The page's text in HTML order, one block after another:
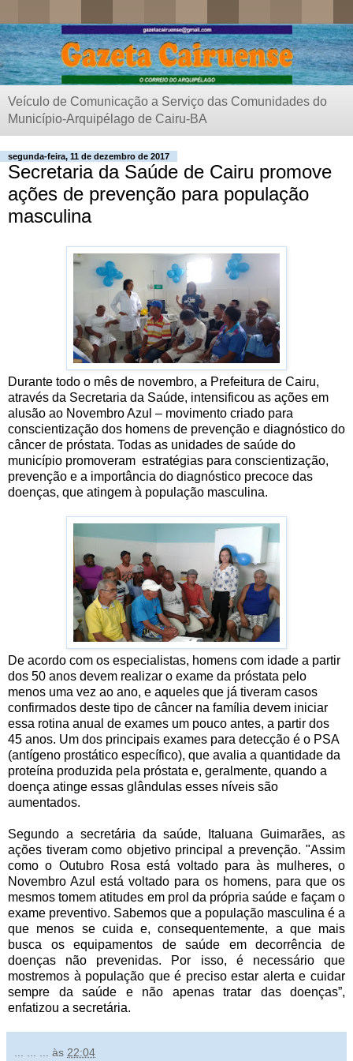
Veículo de Comunicação a Serviço das Comunidades do
Município-Arquipélago de Cairu-BA
segunda-feira, 11 de dezembro de 2017
Secretaria da Saúde de Cairu promove
ações de prevenção para população
masculina
Durante todo o mês de novembro, a Prefeitura de Cairu,
através da Secretaria da Saúde, intensificou as ações em
alusão ao Novembro Azul – movimento criado para
conscientização dos homens de prevenção e diagnóstico do
câncer de próstata. Todas as unidades de saúde do
município promoveram estratégias para conscientização,
prevenção e a importância do diagnóstico precoce das
doenças, que atingem à população masculina.
De acordo com os especialistas, homens com idade a partir
dos 50 anos devem realizar o exame da próstata pelo
menos uma vez ao ano, e aqueles que já tiveram casos
confirmados deste tipo de câncer na família devem iniciar
essa rotina anual de exames um pouco antes, a partir dos
45 anos. Um dos principais exames para detecção é o PSA
(antígeno prostático específico), que avalia a quantidade da
proteína produzida pela próstata e, geralmente, quando a
doença atinge essas glândulas esses níveis são
aumentados.
Segundo a secretária da saúde, Italuana Guimarães, as
ações tiveram como objetivo principal a prevenção. "Assim
como o Outubro Rosa está voltado para às mulheres, o
Novembro Azul está voltado para os homens, para que os
mesmos tomem atitudes em prol da própria saúde e façam o
exame preventivo. Sabemos que a população masculina é a
que menos se cuida e, consequentemente, a que mais
busca os equipamentos de saúde em decorrência de
doenças não prevenidas. Por isso, é necessário que
mostremos à população que é preciso estar alerta e cuidar
sempre da saúde e não apenas tratar das doenças”,
enfatizou a secretária.
às 22:04